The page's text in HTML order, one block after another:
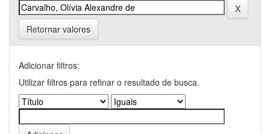
Retornar valores
Adicionar filtros:
Utilizar filtros para refinar o resultado de busca.